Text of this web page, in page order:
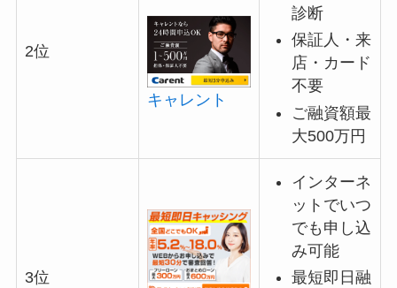
2位
キャレント
診断
保証人・来
店・カード
不要
ご融資額最
大500万円
3位
インターネ
ットでいつ
でも申し込
み可能
最短即日融